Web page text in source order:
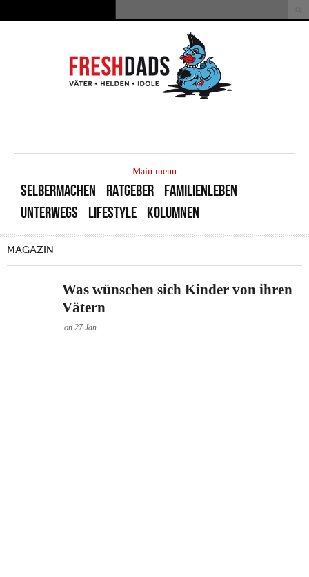
Suchformular
Main menu
SELBERMACHEN RATGEBER
FAMILIENLEBEN
UNTERWEGS
LIFESTYLE KOLUMNEN
MAGAZIN
Was wünschen sich Kinder von ihren
Vätern
on 27 Jan